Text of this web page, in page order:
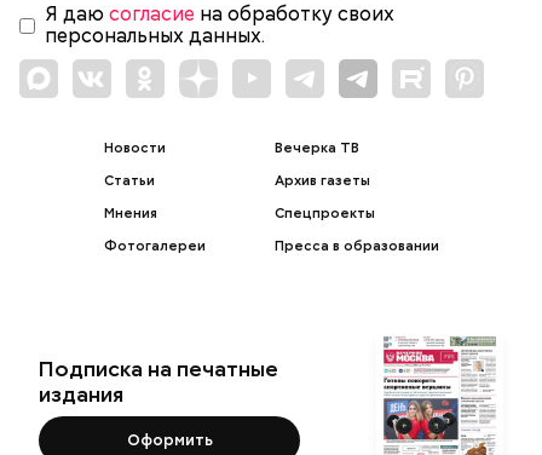
Я даю согласие на обработку своих
персональных данных.
Новости
Статьи
Мнения
Фотогалереи
Вечерка ТВ
Архив газеты
Спецпроекты
Пресса в образовании
Подписка на печатные
издания
Оформить